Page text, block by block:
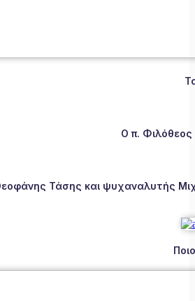
Ο π.
Τάσης και ψυχαναλυτής